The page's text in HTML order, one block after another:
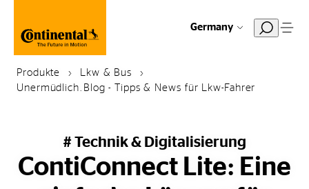
Germany
Produkte
Lkw & Bus
Unermüdlich.Blog - Tipps & News für Lkw-Fahrer
# Technik & Digitalisierung
ContiConnect Lite: Eine